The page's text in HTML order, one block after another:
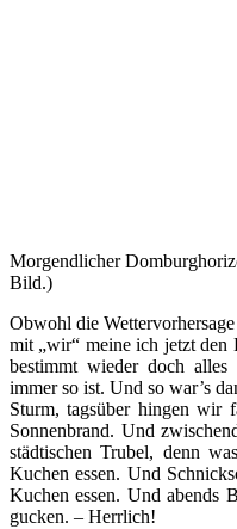
Morgendlicher
Bild.)
Obwohl die
mit „wir“ meine ich jetzt den
bestimmt wieder doch
immer so ist. Und so war’s
Sturm, tagsüber hingen wir
Sonnenbrand. Und
städtischen Trubel, denn
Kuchen essen. Und
Kuchen essen. Und abends
gucken. – Herrlich!